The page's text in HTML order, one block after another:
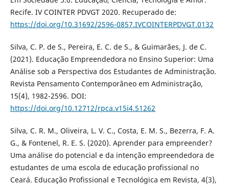
Recife. IV COINTER PDVGT 2020. Recuperado de:
https://doi.org/10.31692/2596-0857.IVCOINTERPDVGT.0132
Silva, C. P. de S., Pereira, E. C. de S., & Guimarães, J. de C.
(2021). Educação Empreendedora no Ensino Superior: Uma
Análise sob a Perspectiva dos Estudantes de Administração.
Revista Pensamento Contemporâneo em Administração,
15(4), 1982-2596. DOI:
https://doi.org/10.12712/rpca.v15i4.51262
Silva, C. R. M., Oliveira, L. V. C., Costa, E. M. S., Bezerra, F. A.
G., & Fontenel, R. E. S. (2020). Aprender para empreender?
Uma análise do potencial e da intenção empreendedora de
estudantes de uma escola de educação profissional no
Ceará. Educação Profissional e Tecnológica em Revista, 4(3),